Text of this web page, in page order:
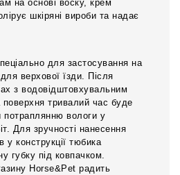
на основі воску, крем
шкіряні вироби та надає
для застосування на
верхової їзди. Після
з водовідштовхувальним
тривалий час буде
потраплянню вологи у
Для зручності нанесення
у конструкції тюбика
губку під ковпачком.
Horse&Pet радить